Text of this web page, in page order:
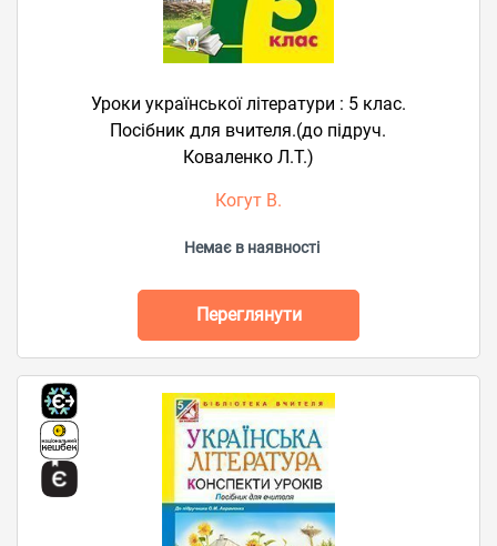
Уроки української літератури : 5 клас.
Посібник для вчителя.(до підруч.
Коваленко Л.Т.)
Когут В.
Немає в наявності
Переглянути